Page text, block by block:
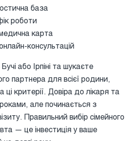
база
роботи
карта
консультацій
або Ірпіні та шукаєте
партнера для всієї родини,
ці критерії. Довіра до лікаря та
роками, але починається з
Правильний вибір сімейного
— це інвестиція у ваше